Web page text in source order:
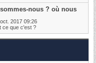
nous ? où nous
2017 09:26
ce que c'est ?